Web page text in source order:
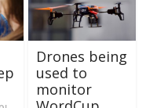
Drones being
used to
monitor